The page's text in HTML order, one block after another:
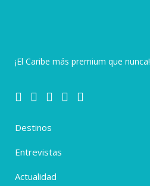
¡El Caribe más premium que nunca!
Destinos
Entrevistas
Actualidad